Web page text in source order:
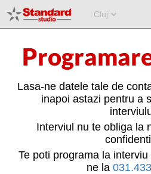
Cluj
Lasa-ne datele tale de
inapoi astazi pentru a
Interviul nu te obliga la
Te poti programa la
ne la